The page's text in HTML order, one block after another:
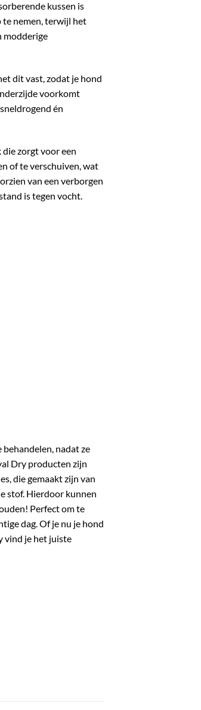
kussen is
te nemen, terwijl het
modderige
dit vast, zodat je hond
voorkomt
én
zorgt voor een
of te verschuiven, wat
van een verborgen
is tegen vocht.
nadat ze
Dry producten zijn
die gemaakt zijn van
stof. Hierdoor kunnen
Perfect om te
dag. Of je nu je hond
vind je het juiste